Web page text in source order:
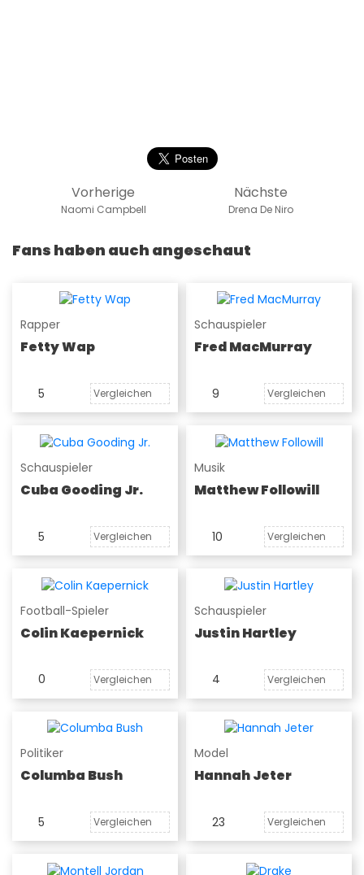
Nächste
Drena De Niro
Vorherige
Naomi Campbell
Fans haben auch angeschaut
Rapper
Fetty Wap
5 Vergleichen
Schauspieler
Fred MacMurray
9 Vergleichen
Schauspieler
Cuba Gooding Jr.
5 Vergleichen
Musik
Matthew Followill
10 Vergleichen
Football-Spieler
Colin Kaepernick
0 Vergleichen
Schauspieler
Justin Hartley
4 Vergleichen
Politiker
Columba Bush
5 Vergleichen
Model
Hannah Jeter
23 Vergleichen